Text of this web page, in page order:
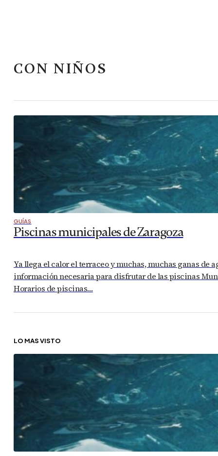
CON NIÑOS
GUÍAS
Piscinas municipales de Zaragoza
Ya llega el calor el terraceo y muchas, muchas ganas de
información necesaria para disfrutar de las piscinas
Horarios de piscinas…
LO MÁS VISTO